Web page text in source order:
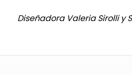
Diseñadora Valeria Sirolli y